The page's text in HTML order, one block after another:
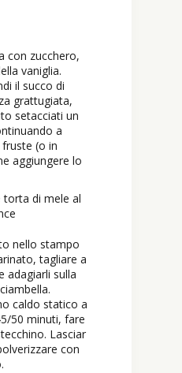
con zucchero,
vaniglia.
il succo di
grattugiata,
setacciati un
a
(o in
aggiungere lo
nello stampo
tagliare a
adagiarli sulla
caldo statico a
50 minuti, fare
Lasciar
con